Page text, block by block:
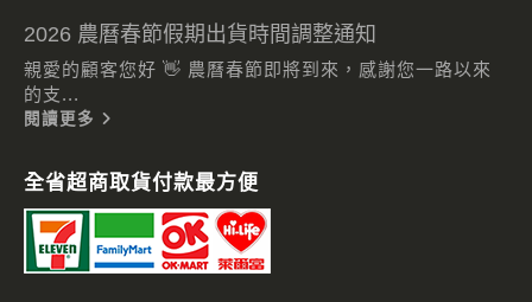
2026 農曆春節假期出貨時間調整通知
親愛的顧客您好 👋 農曆春節即將到來，感謝您一路以來
的支...
閱讀更多
全省超商取貨付款最方便